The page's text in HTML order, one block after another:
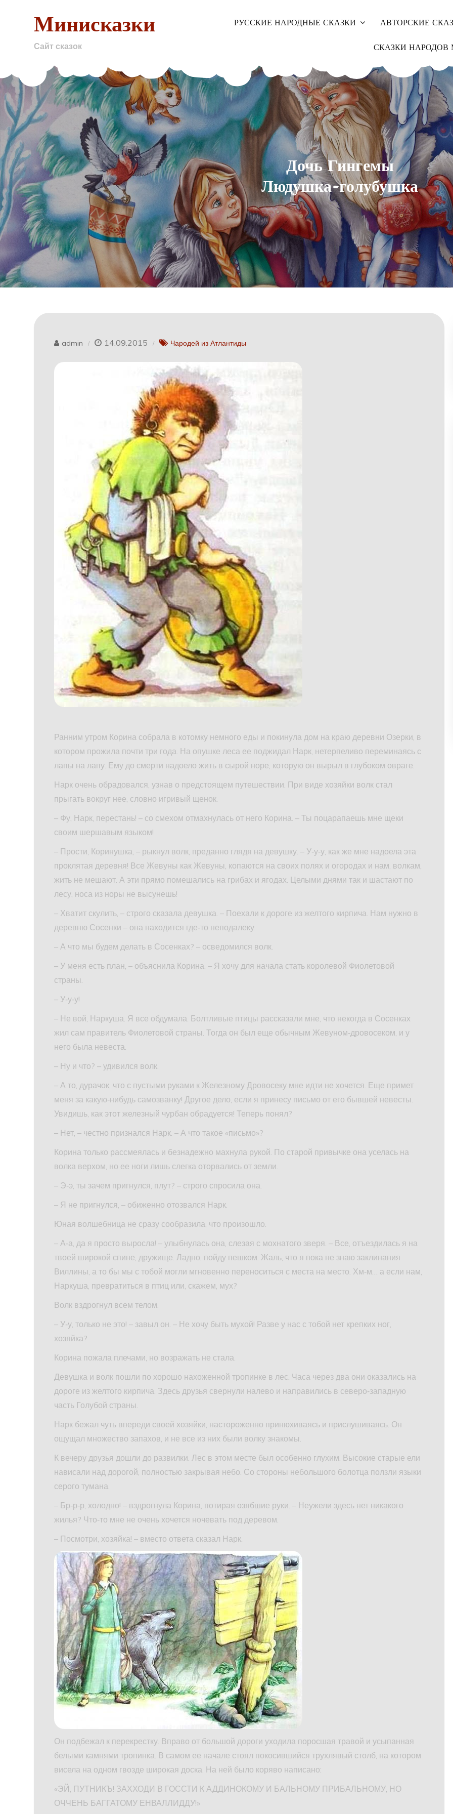
Минисказки
Сайт сказок
РУССКИЕ НАРОДНЫЕ СКАЗКИ АВТОРСКИЕ
СКАЗКИ НАРОДОВ
Дочь Гингемы
Людушка-голубушка
admin 14.09.2015 Чародей из Атлантиды
Ранним утром Корина собрала в котомку немного еды и покинула дом на краю деревни Озерки, в
котором прожила почти три года. На опушке леса ее поджидал Нарк, нетерпеливо переминаясь с
лапы на лапу. Ему до смерти надоело жить в сырой норе, которую он вырыл в глубоком овраге.
Нарк очень обрадовался, узнав о предстоящем путешествии. При виде хозяйки волк стал
прыгать вокруг нее, словно игривый щенок.
– Фу, Нарк, перестань! – со смехом отмахнулась от него Корина. – Ты поцарапаешь мне щеки
своим шершавым языком!
– Прости, Коринушка, – рыкнул волк, преданно глядя на девушку. – У‑у‑у, как же мне надоела эта
проклятая деревня! Все Жевуны как Жевуны, копаются на своих полях и огородах и нам, волкам,
жить не мешают. А эти прямо помешались на грибах и ягодах. Целыми днями так и шастают по
лесу, носа из норы не высунешь!
– Хватит скулить, – строго сказала девушка. – Поехали к дороге из желтого кирпича. Нам нужно в
деревню Сосенки – она находится где‑то неподалеку.
– А что мы будем делать в Сосенках? – осведомился волк.
– У меня есть план, – объяснила Корина. – Я хочу для начала стать королевой Фиолетовой
страны.
– У‑у‑у!
– Не вой, Наркуша. Я все обдумала. Болтливые птицы рассказали мне, что некогда в Сосенках
жил сам правитель Фиолетовой страны. Тогда он был еще обычным Жевуном‑дровосеком, и у
него была невеста.
– Ну и что? – удивился волк.
– А то, дурачок, что с пустыми руками к Железному Дровосеку мне идти не хочется. Еще примет
меня за какую‑нибудь самозванку! Другое дело, если я принесу письмо от его бывшей невесты.
Увидишь, как этот железный чурбан обрадуется! Теперь понял?
– Нет, – честно признался Нарк. – А что такое «письмо»?
Корина только рассмеялась и безнадежно махнула рукой. По старой привычке она уселась на
волка верхом, но ее ноги лишь слегка оторвались от земли.
– Э‑э, ты зачем пригнулся, плут? – строго спросила она.
– Я не пригнулся, – обиженно отозвался Нарк.
Юная волшебница не сразу сообразила, что произошло.
– А‑а, да я просто выросла! – улыбнулась она, слезая с мохнатого зверя. – Все, отъездилась я на
твоей широкой спине, дружище. Ладно, пойду пешком. Жаль, что я пока не знаю заклинания
Виллины, а то бы мы с тобой могли мгновенно переноситься с места на место. Хм‑м… а если нам,
Наркуша, превратиться в птиц или, скажем, мух?
Волк вздрогнул всем телом.
– У‑у, только не это! – завыл он. – Не хочу быть мухой! Разве у нас с тобой нет крепких ног,
хозяйка?
Корина пожала плечами, но возражать не стала.
Девушка и волк пошли по хорошо нахоженной тропинке в лес. Часа через два они оказались на
дороге из желтого кирпича. Здесь друзья свернули налево и направились в северо‑западную
часть Голубой страны.
Нарк бежал чуть впереди своей хозяйки, настороженно принюхиваясь и прислушиваясь. Он
ощущал множество запахов, и не все из них были волку знакомы.
К вечеру друзья дошли до развилки. Лес в этом месте был особенно глухим. Высокие старые ели
нависали над дорогой, полностью закрывая небо. Со стороны небольшого болотца ползли языки
серого тумана.
– Бр‑р‑р, холодно! – вздрогнула Корина, потирая озябшие руки. – Неужели здесь нет никакого
жилья? Что‑то мне не очень хочется ночевать под деревом.
– Посмотри, хозяйка! – вместо ответа сказал Нарк.
Он подбежал к перекрестку. Вправо от большой дороги уходила поросшая травой и усыпанная
белыми камнями тропинка. В самом ее начале стоял покосившийся трухлявый столб, на котором
висела на одном гвозде широкая доска. На ней было коряво написано:
«ЭЙ, ПУТНИКЪ! ЗАХХОДИ В ГОССТИ К АДДИНОКОМУ И БАЛЬНОМУ ПРИБАЛЬНОМУ, НО
ОЧЧЕНЬ БАГГАТОМУ ЕНВАЛЛИДДУ!»